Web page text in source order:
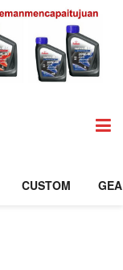
CUSTOM